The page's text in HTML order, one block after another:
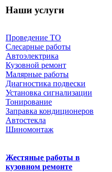
Наши услуги
Проведение ТО
Слесарные работы
Автоэлектрика
Кузовной ремонт
Малярные работы
Диагностика подвески
Установка сигнализации
Тонирование
Заправка кондиционеров
Автостекла
Шиномонтаж
Жестяные работы в
кузовном ремонте